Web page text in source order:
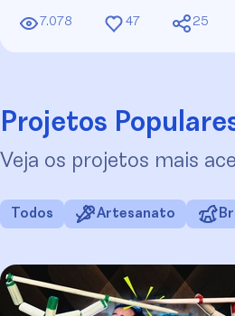
7.078 47 25
Projetos
Veja os projetos mais
Todos Artesanato